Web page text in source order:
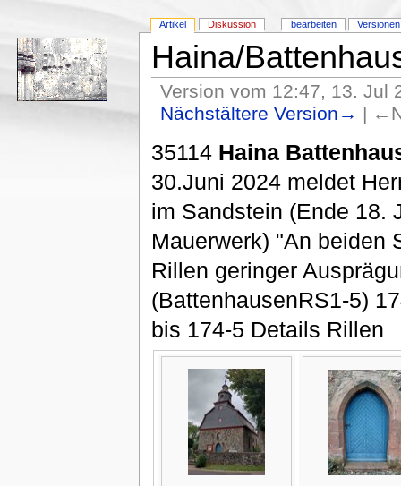
Haina/
Version vom 12:47, 13. Jul
Nächstältere Version→ |
35114Haina
30.Juni 2024 meldet
im Sandstein (Ende 18.
Mauerwerk) "An beiden
Rillen geringer
(BattenhausenRS1-5)
bis 174-5 Details Rillen
Artikel Diskussion bearbeiten Versionen